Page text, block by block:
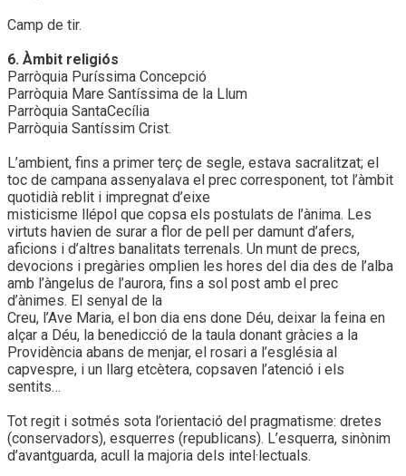
Camp de tir.
6. Àmbit religiós
Parròquia Puríssima Concepció
Parròquia Mare Santíssima de la Llum
Parròquia SantaCecília
Parròquia Santíssim Crist.
L’ambient, fins a primer terç de segle, estava sacralitzat; el
toc de campana assenyalava el prec corresponent, tot l’àmbit
quotidià reblit i impregnat d’eixe
misticisme llépol que copsa els postulats de l’ànima. Les
virtuts havien de surar a flor de pell per damunt d’afers,
aficions i d’altres banalitats terrenals. Un munt de precs,
devocions i pregàries omplien les hores del dia des de l’alba
amb l’àngelus de l’aurora, fins a sol post amb el prec
d’ànimes. El senyal de la
Creu, l’Ave Maria, el bon dia ens done Déu, deixar la feina en
alçar a Déu, la benedicció de la taula donant gràcies a la
Providència abans de menjar, el rosari a l’església al
capvespre, i un llarg etcètera, copsaven l’atenció i els
sentits…
Tot regit i sotmés sota l’orientació del pragmatisme: dretes
(conservadors), esquerres (republicans). L’esquerra, sinònim
d’avantguarda, acull la majoria dels intel·lectuals.